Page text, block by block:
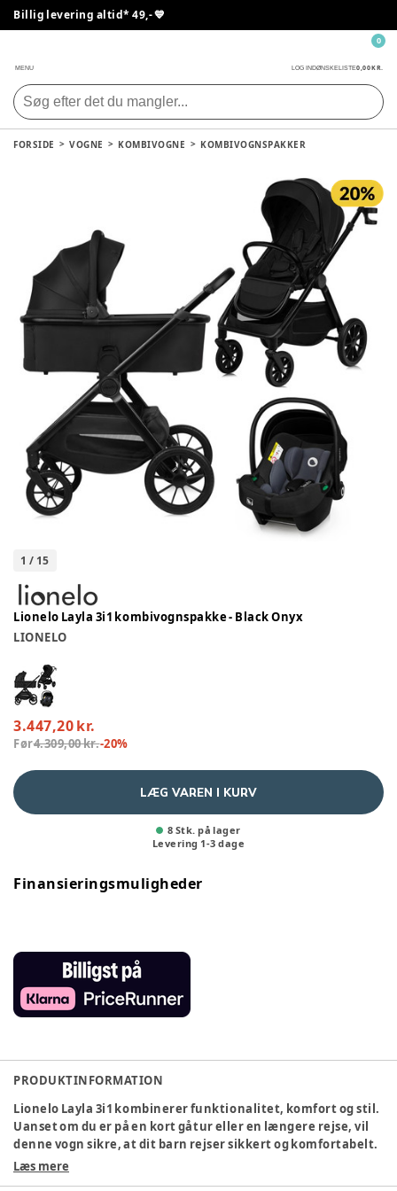
Billig levering altid* 49,- 💙
MENU LOG INDØNSKELISTE0,00 KR.
0
FORSIDE VOGNE KOMBIVOGNE KOMBIVOGNSPAKKER
1 / 15
Lionelo Layla 3i1 kombivognspakke - Black Onyx
LIONELO
3.447,20 kr.
Før4.309,00 kr.-20%
LÆG VAREN I KURV
8 Stk. på lager
Levering 1-3 dage
Finansieringsmuligheder
PRODUKTINFORMATION
Lionelo Layla 3i1 kombinerer funktionalitet, komfort og stil.
Uanset om du er på en kort gåtur eller en længere rejse, vil
denne vogn sikre, at dit barn rejser sikkert og komfortabelt.
Egenskaber:
Læs mere